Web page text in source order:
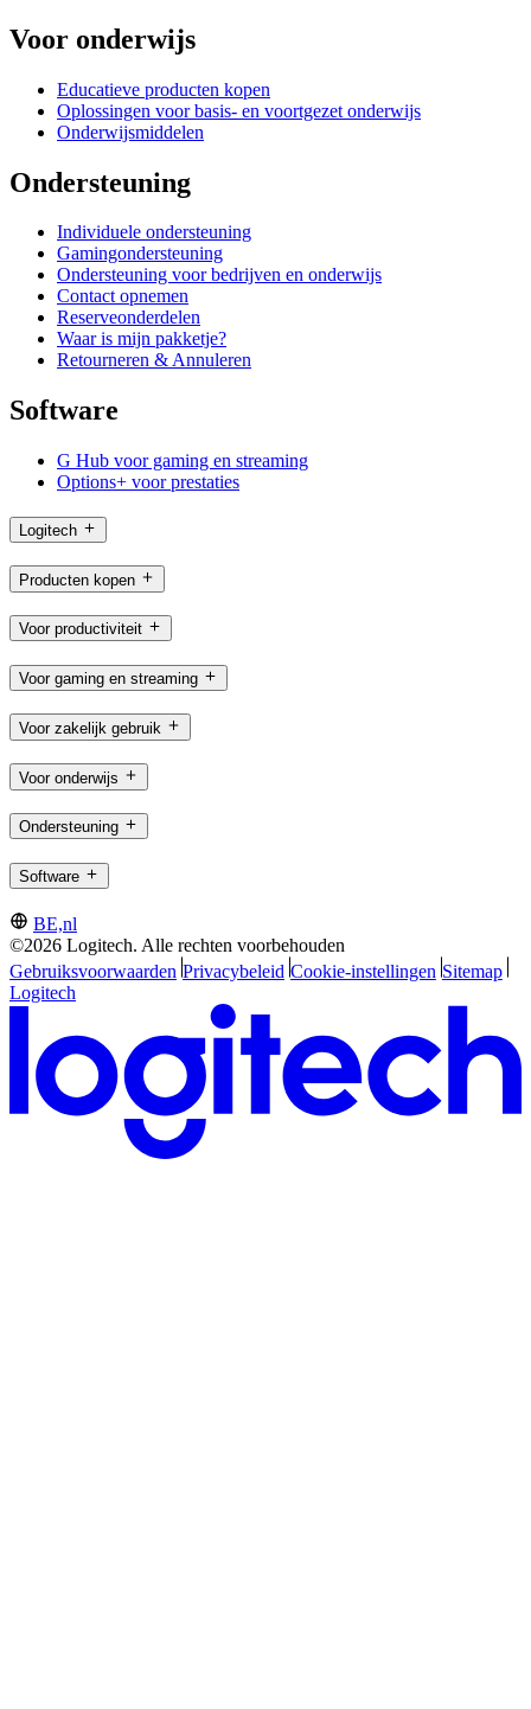
Voor onderwijs
Educatieve producten kopen
Oplossingen voor basis- en voortgezet onderwijs
Onderwijsmiddelen
Ondersteuning
Individuele ondersteuning
Gamingondersteuning
Ondersteuning voor bedrijven en onderwijs
Contact opnemen
Reserveonderdelen
Waar is mijn pakketje?
Retourneren & Annuleren
Software
G Hub voor gaming en streaming
Options+ voor prestaties
Logitech
Producten kopen
Voor productiviteit
Voor gaming en streaming
Voor zakelijk gebruik
Voor onderwijs
Ondersteuning
Software
BE,nl
©2026 Logitech. Alle rechten voorbehouden
Gebruiksvoorwaarden Privacybeleid Cookie-instellingen Sitemap
Logitech